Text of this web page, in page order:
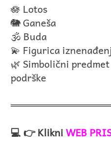
🪷 Lotos
🐘 Ganeša
🕉️ Buda
💫 Figurica
🌿 Simbolični
podrške
💻 👉 KlikniWEB